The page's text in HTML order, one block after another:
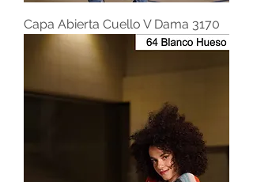
Capa Abierta Cuello V Dama 3170